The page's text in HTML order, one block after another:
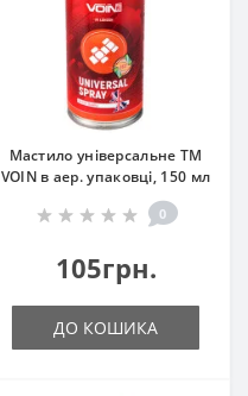
Мастило універсальне ТМ
VOIN в аер. упаковці, 150 мл
0
105грн.
ДО КОШИКА